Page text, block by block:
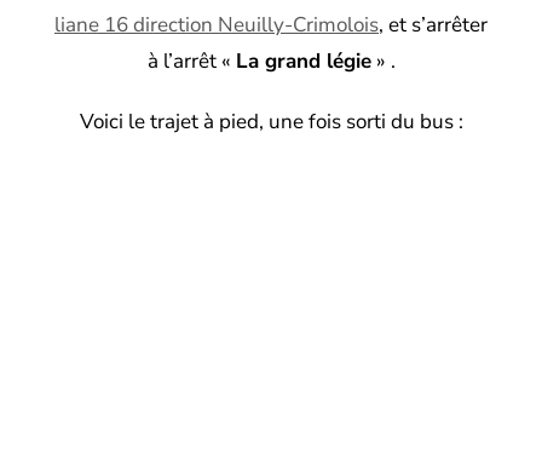
liane 16 direction Neuilly-Crimolois, et s’arrêter
à l’arrêt « La grand légie» .
Voici le trajet à pied, une fois sorti du bus :